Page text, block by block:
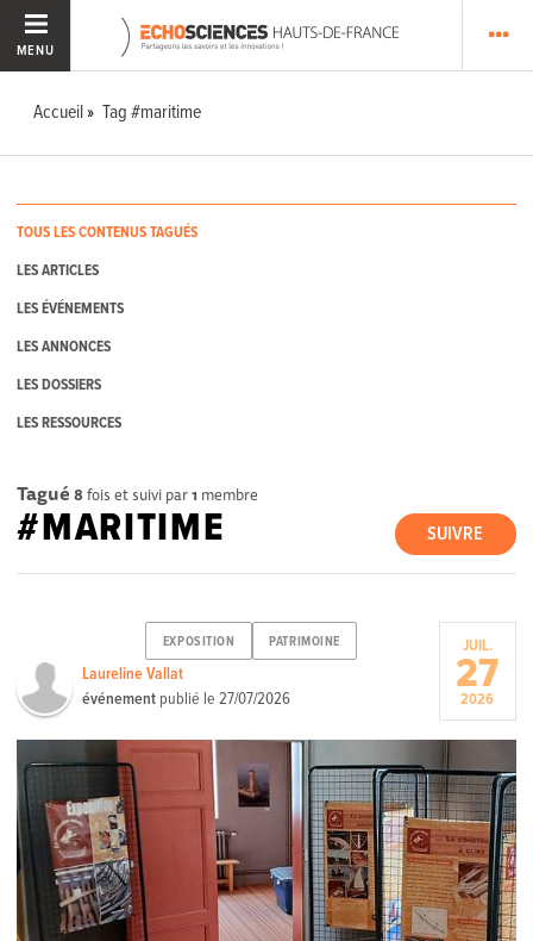
MENU
Accueil Tag #maritime
TOUS LES CONTENUS TAGUÉS
LES ARTICLES
LES ÉVÉNEMENTS
LES ANNONCES
LES DOSSIERS
LES RESSOURCES
Tagué 8 fois et suivi par1 membre
SUIVRE
#MARITIME
EXPOSITION PATRIMOINE
Laureline Vallat
événement publié le27/07/2026
JUIL.
27
2026